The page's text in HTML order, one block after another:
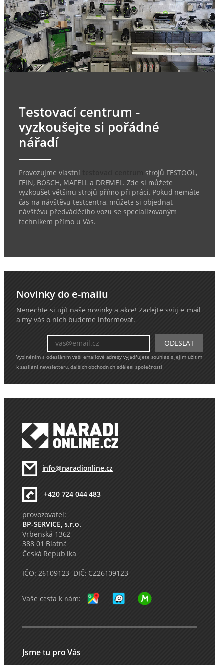
Testovací centrum -
vyzkoušejte si pořádné
nářadí
Provozujme vlastní
strojů FESTOOL,
FEIN, BOSCH, MAFELL a DREMEL. Zde si můžete
vyzkoušet většinu strojů přímo při práci. Pokud nemáte
čas na návštěvu testcentra, můžete si objednat
návštěvu předváděcího vozu se specializovaným
technikem přímo u Vás.
Novinky do e-mailu
Nenechte si ujít naše novinky a akce! Zadejte svůj e-mail
a my vás o nich budeme informovat.
Vyplněním a odesláním vaší emailové adresy vyjadřujete souhlas s jejím užitím
k zasílání newsletteru, dalších obchodních sdělení společnosti
info@naradionline.cz
+420 724 044 483
provozovatel:
BP-SERVICE, s.r.o.
Vrbenská 1362
388 01 Blatná
Česká Republika
IČO: 26109123 DIČ: CZ26109123
Vaše cesta k nám:
Jsme tu pro Vás